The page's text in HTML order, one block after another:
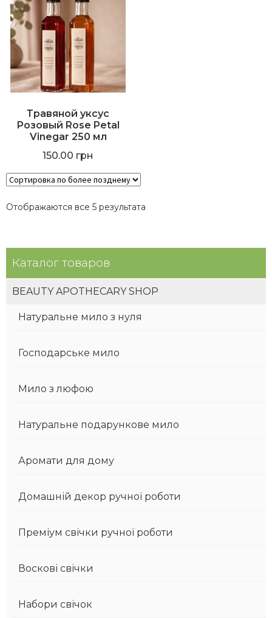
Каталог товаров
BEAUTY APOTHECARY SHOP
Натуральне мило з нуля
Господарське мило
Мило з люфою
Натуральне подарункове мило
Аромати для дому
Домашній декор ручної роботи
Преміум свічки ручної роботи
Воскові свічки
Набори свічок
Травяной уксус
Розовый Rose Petal
Vinegar 250 мл
150.00 грн
Отображаются все 5 результата